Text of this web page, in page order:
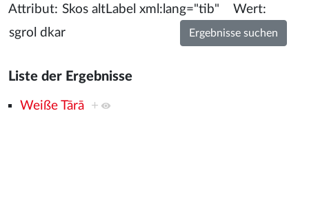
Attribut: Wert:
Liste der Ergebnisse
Weiße Tārā +